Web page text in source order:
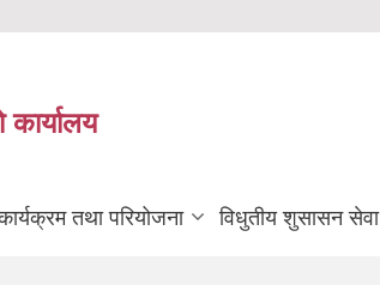
कार्यालय
तथा परियोजना विधुतीय शुसासन सेवा